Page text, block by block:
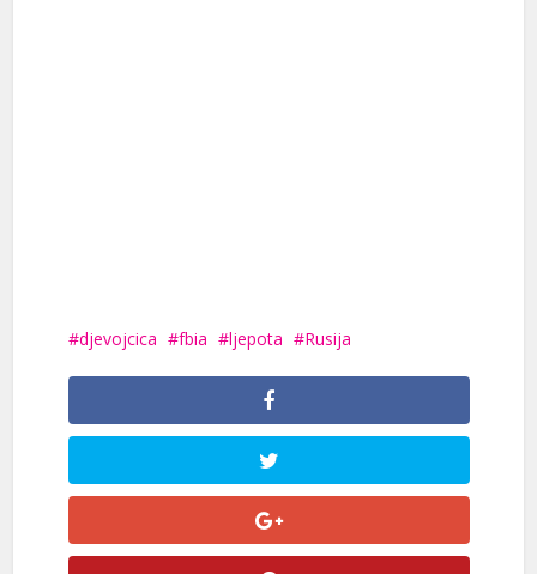
djevojcica fbia ljepota Rusija